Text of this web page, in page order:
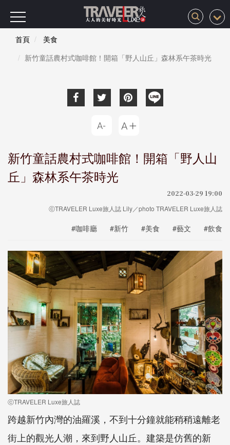
首頁
美食
新竹童話農村式咖啡館！開箱「野人山丘」森林系午茶時光
新竹童話農村式咖啡館！開箱「野人山
丘」森林系午茶時光
2022-03-29 19:00
ⓒTRAVELER Luxe旅人誌 Lily／photo TRAVELER Luxe旅人誌
#咖啡廳 #新竹 #美食 #藝文 #飲食
ⓒTRAVELER Luxe旅人誌
跨越新竹內灣的油羅溪，不到十分鐘就能稍稍遠離老
街上的觀光人潮，來到野人山丘。建築是仿舊的新